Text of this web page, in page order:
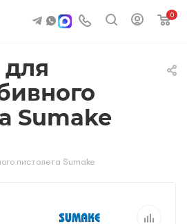
0
Sumake
пистолета Sumake